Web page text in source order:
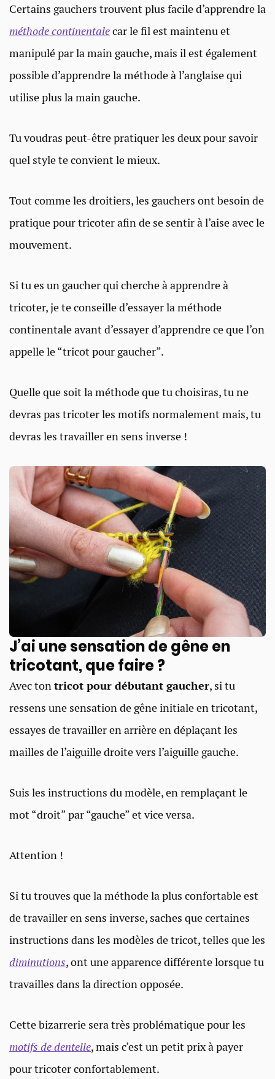
Certains gauchers trouvent plus facile d’apprendre la
méthode continentalecar le fil est maintenu et
manipulé par la main gauche, mais il est également
possible d’apprendre la méthode à l’anglaise qui
utilise plus la main gauche.
Tu voudras peut-être pratiquer les deux pour savoir
quel style te convient le mieux.
Tout comme les droitiers, les gauchers ont besoin de
pratique pour tricoter afin de se sentir à l’aise avec le
mouvement.
Si tu es un gaucher qui cherche à apprendre à
tricoter, je te conseille d’essayer la méthode
continentale avant d’essayer d’apprendre ce que l’on
appelle le “tricot pour gaucher”.
Quelle que soit la méthode que tu choisiras, tu ne
devras pas tricoter les motifs normalement mais, tu
devras les travailler en sens inverse !
J’ai une sensation de gêne en
tricotant, que faire ?​
Avec tontricot pour débutant gaucher, si tu
ressens une sensation de gêne initiale en tricotant,
essayes de travailler en arrière en déplaçant les
mailles de l’aiguille droite vers l’aiguille gauche.
Suis les instructions du modèle, en remplaçant le
mot “droit” par “gauche” et vice versa.
Attention !
Si tu trouves que la méthode la plus confortable est
de travailler en sens inverse, saches que certaines
instructions dans les modèles de tricot, telles que les
diminutions, ont une apparence différente lorsque tu
travailles dans la direction opposée.
Cette bizarrerie sera très problématique pour les
motifs de dentelle, mais c’est un petit prix à payer
pour tricoter confortablement.